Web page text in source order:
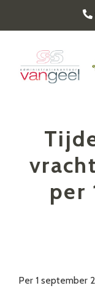
hoofd
inhoud
Van
per
Per 1 september